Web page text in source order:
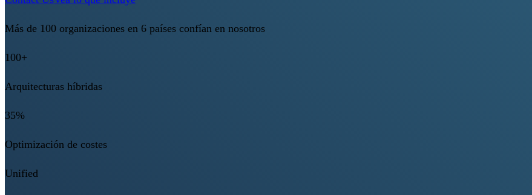
Más de 100 organizaciones en 6 países confían en nosotros
100+
Arquitecturas híbridas
35%
Optimización de costes
Unified